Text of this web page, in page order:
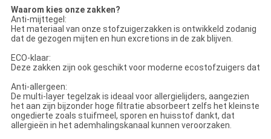
Waarom kies onze zakken?
Anti-mijttegel:
Het materiaal van onze stofzuigerzakken is ontwikkeld zodanig
dat de gezogen mijten en hun excretions in de zak blijven.
ECO-klaar:
Deze zakken zijn ook geschikt voor moderne ecostofzuigers dat
Anti-allergeen:
De multi-layer tegelzak is ideaal voor allergielijders, aangezien
het aan zijn bijzonder hoge filtratie absorbeert zelfs het kleinste
ongedierte zoals stuifmeel, sporen en huisstof dankt, dat
allergieën in het ademhalingskanaal kunnen veroorzaken.